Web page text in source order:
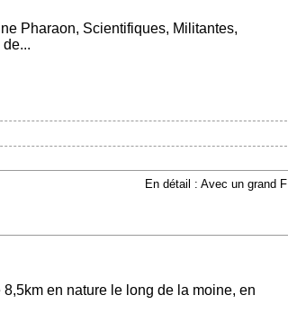
Pharaon, Scientifiques, Militantes,
En détail : Avec un grand F
en nature le long de la moine, en